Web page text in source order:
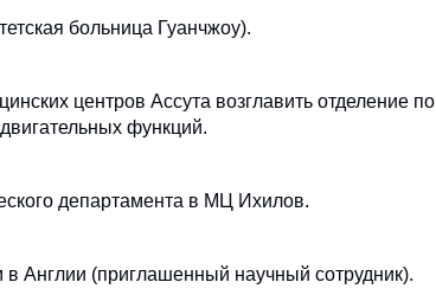
больница Гуанчжоу).
центров Ассута возглавить отделение по
функций.
департамента в МЦ Ихилов.
Англии (приглашенный научный сотрудник).